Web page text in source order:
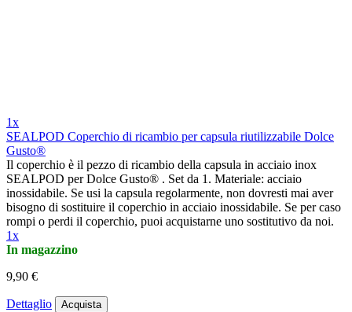
1x
SEALPOD Coperchio di ricambio per capsula riutilizzabile Dolce
Gusto®
Il coperchio è il pezzo di ricambio della capsula in acciaio inox
SEALPOD per Dolce Gusto® . Set da 1. Materiale: acciaio
inossidabile. Se usi la capsula regolarmente, non dovresti mai aver
bisogno di sostituire il coperchio in acciaio inossidabile. Se per caso
rompi o perdi il coperchio, puoi acquistarne uno sostitutivo da noi.
1x
In magazzino
9,90 €
Dettaglio Acquista